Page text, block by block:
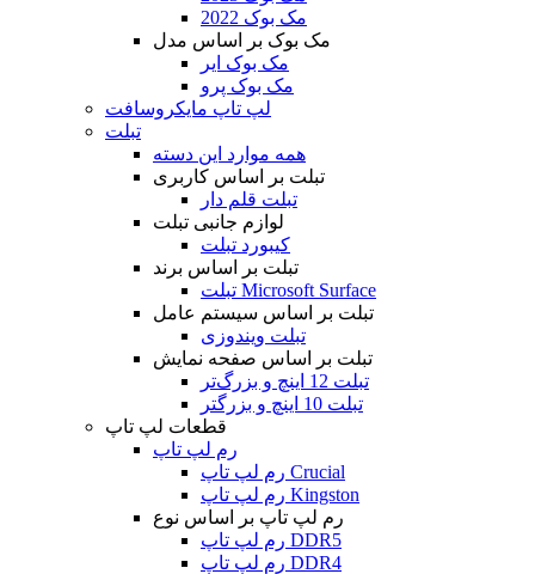
مک بوک 2022
مک بوک بر اساس مدل
مک بوک ایر
مک بوک پرو
لپ تاپ مایکروسافت
تبلت
همه موارد این دسته
تبلت بر اساس کاربری
تبلت قلم دار
لوازم جانبی تبلت
کیبورد تبلت
تبلت بر اساس برند
تبلت Microsoft Surface
تبلت بر اساس سیستم عامل
تبلت ویندوزی
تبلت بر اساس صفحه نمایش
تبلت 12 اینچ و بزرگ‌تر
تبلت 10 اینچ و بزرگتر
قطعات لپ تاپ
رم لپ تاپ
رم لپ تاپ Crucial
رم لپ تاپ Kingston
رم لپ تاپ بر اساس نوع
رم لپ تاپ DDR5
رم لپ تاپ DDR4